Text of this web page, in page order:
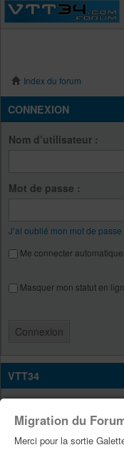
Migration du
Merci pour la sortie
Index du forum
CONNEXION
Nom d’utilisateur :
Mot de passe :
J’ai oublié mon mot de passe
Me connecter
Masquer mon statut en
VTT34
Site Vtt34
Page Facebook Vtt34
Page Youtube Vtt34